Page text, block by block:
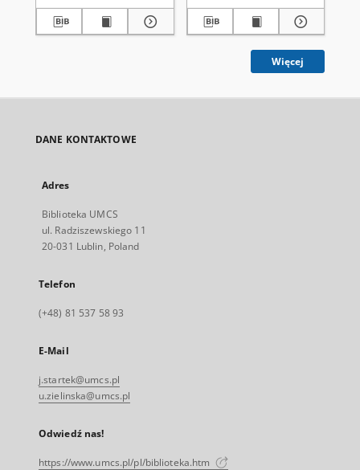
Więcej
DANE KONTAKTOWE
Adres
Biblioteka UMCS
ul. Radziszewskiego 11
20-031 Lublin, Poland
Telefon
(+48) 81 537 58 93
E-Mail
j.startek@umcs.pl
u.zielinska@umcs.pl
Odwiedź nas!
https://www.umcs.pl/pl/biblioteka.htm